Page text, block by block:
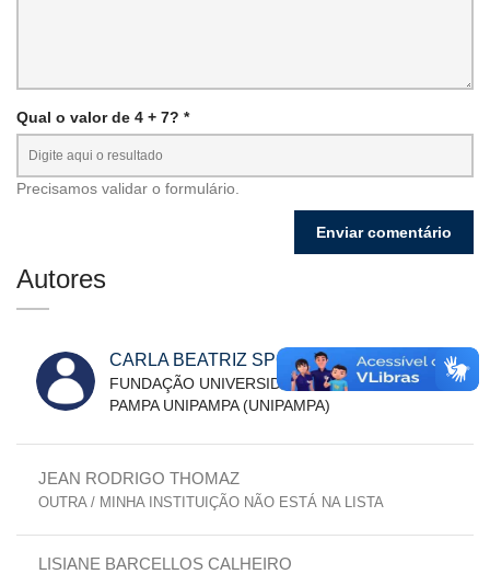
Qual o valor de 4 + 7? *
Precisamos validar o formulário.
Autores
CARLA BEATRIZ SPOHR
FUNDAÇÃO UNIVERSIDADE FEDERAL DO
PAMPA UNIPAMPA (UNIPAMPA)
JEAN RODRIGO THOMAZ
OUTRA / MINHA INSTITUIÇÃO NÃO ESTÁ NA LISTA
LISIANE BARCELLOS CALHEIRO